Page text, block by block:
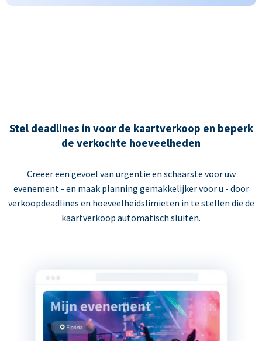
Stel deadlines in voor de kaartverkoop en beperk
de verkochte hoeveelheden
Creëer een gevoel van urgentie en schaarste voor uw
evenement - en maak planning gemakkelijker voor u - door
verkoopdeadlines en hoeveelheidslimieten in te stellen die de
kaartverkoop automatisch sluiten.